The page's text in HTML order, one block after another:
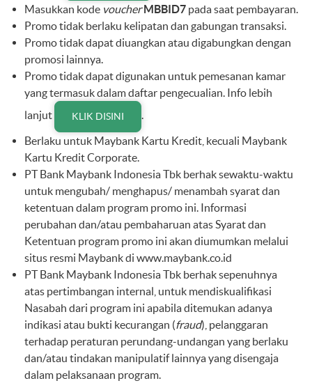
Masukkan kode voucher MBBID7 pada saat pembayaran.
Promo tidak berlaku kelipatan dan gabungan transaksi.
Promo tidak dapat diuangkan atau digabungkan dengan
promosi lainnya.
Promo tidak dapat digunakan untuk pemesanan kamar
yang termasuk dalam daftar pengecualian. Info lebih
lanjut
KLIK DISINI .
Berlaku untuk Maybank Kartu Kredit, kecuali Maybank
Kartu Kredit Corporate.
PT Bank Maybank Indonesia Tbk berhak sewaktu-waktu
untuk mengubah/ menghapus/ menambah syarat dan
ketentuan dalam program promo ini. Informasi
perubahan dan/atau pembaharuan atas Syarat dan
Ketentuan program promo ini akan diumumkan melalui
situs resmi Maybank di www.maybank.co.id
PT Bank Maybank Indonesia Tbk berhak sepenuhnya
atas pertimbangan internal, untuk mendiskualifikasi
Nasabah dari program ini apabila ditemukan adanya
indikasi atau bukti kecurangan (fraud), pelanggaran
terhadap peraturan perundang-undangan yang berlaku
dan/atau tindakan manipulatif lainnya yang disengaja
dalam pelaksanaan program.